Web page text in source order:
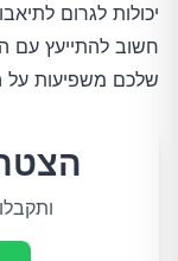
יכולות לגרום
חשוב להתייעץ עם
שלכם משפיעות